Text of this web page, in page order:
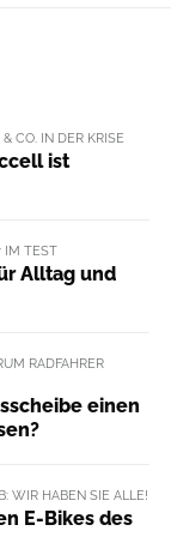
CO. IN DER KRISE
ist
IM TEST
Alltag und
RADFAHRER
einen
WIR HABEN SIE ALLE!
E-Bikes des